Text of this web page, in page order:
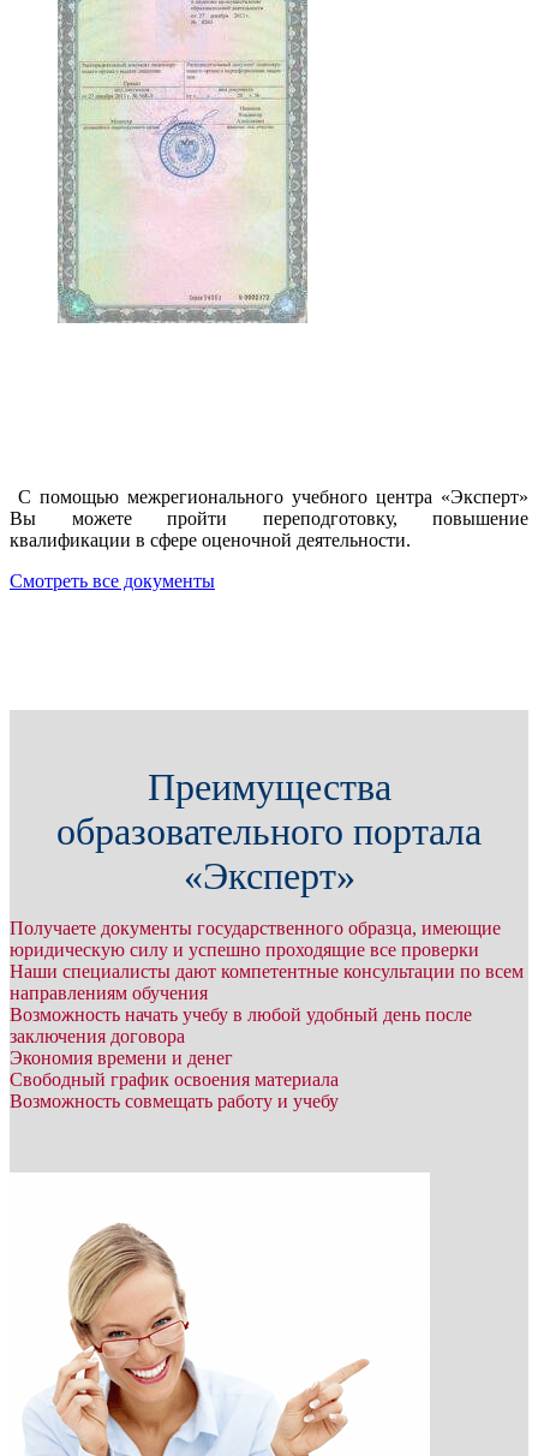
С помощью межрегионального учебного центра «Эксперт»
Вы можете пройти переподготовку, повышение
квалификации в сфере оценочной деятельности.
Смотреть все документы
Преимущества
образовательного портала
«Эксперт»
Получаете документы государственного образца, имеющие
юридическую силу и успешно проходящие все проверки
Наши специалисты дают компетентные консультации по всем
направлениям обучения
Возможность начать учебу в любой удобный день после
заключения договора
Экономия времени и денег
Свободный график освоения материала
Возможность совмещать работу и учебу